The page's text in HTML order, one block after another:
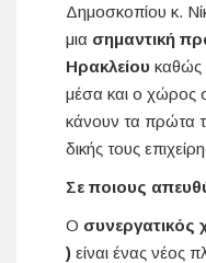
Δημοσκοπίου κ.
μια σημαντική
Ηρακλείου καθώς
μέσα και ο χώρος
κάνουν τα πρώτα
δικής τους
Σε ποιους
Ο
) είναι ένας νέος